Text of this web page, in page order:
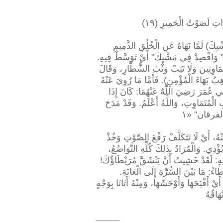
الْحَمِيرِ (١٩)
لَمَّا نَهَاهُ عَنِ الْخُلُقِ الذَّمِيمِ
وَاقْصِدْ فِي مَشْيِكَ" أَيْ تَوَسَّطْ فِيهِ.
وَلَا تَثِبْ وَثْبَ الشُّطَّارِ، وَقَالَ
بَهَاءَ الْمُؤْمِنِ). فَأَمَّا مَا رُوِيَ عَنْهُ
عُمَرَ رَضِيَ اللَّهُ عَنْهُمَا: كَانَ إِذَا
وَاللَّهُ أَعْلَمُ. وَقَدْ مَدَحَ
أَيْ لَا تَتَكَلَّفْ رَفْعَ الصَّوْتِ وَخُذْ
وَالْمُرَادُ بِذَلِكَ كُلِّهِ التَّوَاضُعُ،
لَقَدْ خَشِيتُ أَنْ يَنْشَقَّ مُرَيْطَاؤُكَ!
سَمُرَةُ بْنُ مِعْيَرٍ «٢». وَالْمُرَيْطَاءُ: مَا بَيْنَ السُّرَّةِ إِلَى الْعَانَةِ.
أَقْبَحَهَا وَأَوْحَشَهَا، وَمِنْهُ أَتَانَا بِوَجْهٍ